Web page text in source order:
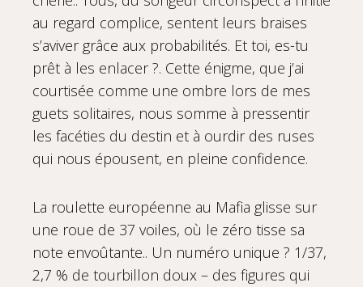
au regard complice, sentent leurs braises
s’aviver grâce aux probabilités. Et toi, es-tu
prêt à les enlacer ?. Cette énigme, que j’ai
courtisée comme une ombre lors de mes
guets solitaires, nous somme à pressentir
les facéties du destin et à ourdir des ruses
qui nous épousent, en pleine confidence.
La roulette européenne au Mafia glisse sur
une roue de 37 voiles, où le zéro tisse sa
note envoûtante.. Un numéro unique ? 1/37,
2,7 % de tourbillon doux – des figures qui